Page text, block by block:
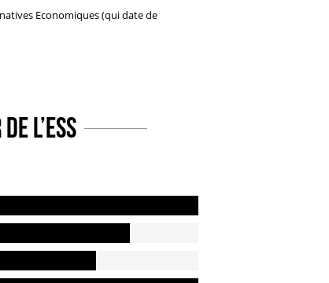
Economiques(qui date de
l’ESS